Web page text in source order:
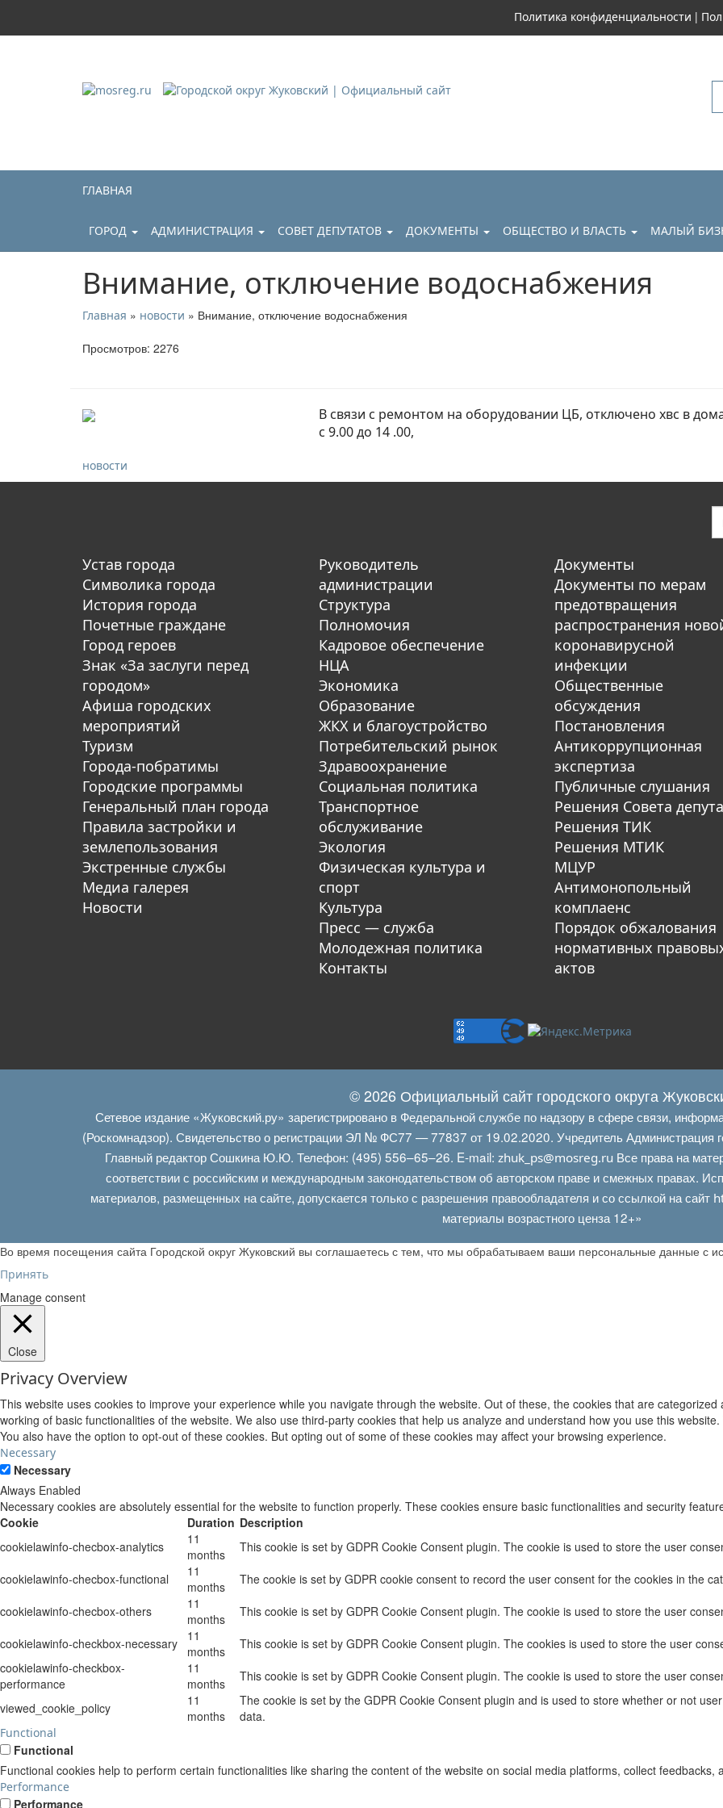
Политика конфиденциальности |
ГЛАВНАЯ
ГОРОД АДМИНИСТРАЦИЯ СОВЕТ ДЕПУТАТОВ ДОКУМЕНТЫ ОБЩЕСТВО И ВЛАСТЬ МАЛЫЙ
Внимание, отключение водоснабжения
Главная » новости » Внимание, отключение водоснабжения
Просмотров: 2276
В связи с ремонтом на оборудовании ЦБ, отключено хвс в
с 9.00 до 14 .00,
новости
Устав города
Символика города
История города
Почетные граждане
Город героев
Знак «За заслуги перед
городом»
Афиша городских
мероприятий
Туризм
Города-побратимы
Городские программы
Генеральный план города
Правила застройки и
землепользования
Экстренные службы
Медиа галерея
Новости
Руководитель
администрации
Структура
Полномочия
Кадровое обеспечение
НЦА
Экономика
Образование
ЖКХ и благоустройство
Потребительский рынок
Здравоохранение
Социальная политика
Транспортное
обслуживание
Экология
Физическая культура и
спорт
Культура
Пресс — служба
Молодежная политика
Контакты
Документы
Документы по мерам
предотвращения
распространения
коронавирусной
инфекции
Общественные
обсуждения
Постановления
Антикоррупционная
экспертиза
Публичные слушания
Решения Совета
Решения ТИК
Решения МТИК
МЦУР
Антимонопольный
комплаенс
Порядок обжалования
нормативных
актов
© 2026 Официальный сайт городского округа
Сетевое издание «Жуковский.ру» зарегистрировано в Федеральной службе по надзору в сфере связи,
(Роскомнадзор). Свидетельство о регистрации ЭЛ № ФС77 — 77837 от 19.02.2020. Учредитель Администрация
Главный редактор Сошкина Ю.Ю. Телефон: (495) 556–65–26. E‑mail: zhuk_ps@mosreg.ruВсе права на
соответствии с российским и международным законодательством об авторском праве и смежных правах.
материалов, размещенных на сайте, допускается только с разрешения правообладателя и со ссылкой на сайт
материалы возрастного ценза 12+»
Во время посещения сайта Городской округ Жуковский вы соглашаетесь с тем, что мы обрабатываем ваши персональные данные с
Принять
Manage consent
Close
Privacy Overview
This website uses cookies to improve your experience while you navigate through the website. Out of these, the cookies that are
working of basic functionalities of the website. We also use third-party cookies that help us analyze and understand how you use this
You also have the option to opt-out of these cookies. But opting out of some of these cookies may affect your browsing experience.
Necessary
Necessary
Always Enabled
Necessary cookies are absolutely essential for the website to function properly. These cookies ensure basic functionalities and security
Cookie
Duration Description
cookielawinfo-checbox-analytics
11
months
This cookie is set by GDPR Cookie Consent plugin. The cookie is used to store the user
cookielawinfo-checbox-functional
11
months
The cookie is set by GDPR cookie consent to record the user consent for the cookies in the
cookielawinfo-checbox-others
11
months
This cookie is set by GDPR Cookie Consent plugin. The cookie is used to store the user
cookielawinfo-checkbox-necessary
11
months
This cookie is set by GDPR Cookie Consent plugin. The cookies is used to store the user
cookielawinfo-checkbox-
performance
11
months
This cookie is set by GDPR Cookie Consent plugin. The cookie is used to store the user
viewed_cookie_policy
11
months
The cookie is set by the GDPR Cookie Consent plugin and is used to store whether or not
data.
Functional
Functional
Functional cookies help to perform certain functionalities like sharing the content of the website on social media platforms, collect feedbacks,
Performance
Performance